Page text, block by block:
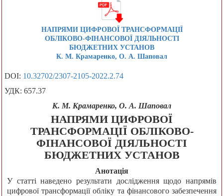
НАПРЯМИ ЦИФРОВОЇ ТРАНСФОРМАЦІЇ
ОБЛІКОВО-ФІНАНСОВОЇ ДІЯЛЬНОСТІ
БЮДЖЕТНИХ УСТАНОВ
К. М. Крамаренко, О. А. Шаповал
DOI: 10.32702/2307-2105-2022.2.74
УДК: 657.37
К. М. Крамаренко, О. А. Шаповал
НАПРЯМИ ЦИФРОВОЇ
ТРАНСФОРМАЦІЇ ОБЛІКОВО-
ФІНАНСОВОЇ ДІЯЛЬНОСТІ
БЮДЖЕТНИХ УСТАНОВ
Анотація
У статті наведено результати дослідження щодо напрямів
цифрової трансформації обліку та фінансового забезпечення